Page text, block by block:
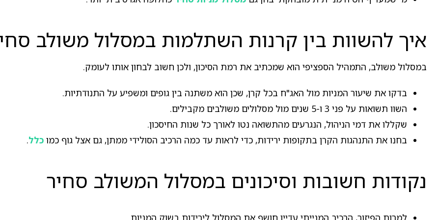
איך להשוות בין קרנות השתלמות במסלול משולב
במסלול משולב, התמהיל הספציפי הוא שמכתיב את רמת הסיכון, ולכן חשוב לבחון אותו לעומק.
בדקו את שיעור המניות מול האג"ח בכל קרן, שכן הוא משתנה בין גופים ומשפיע על התנודתיות.
השוו תשואות על פני 3 ו-5 שנים מול מסלולים משולבים מקבילים.
שקללו את דמי הניהול, הנגרעים מהתשואה נטו לאורך כל שנות החיסכון.
בחנו את התנהגות הקרן בתקופות ירידות, כדי לראות עד כמה הרכיב הסולידי ממתן, גם אצל גוף כמו כלל.
נקודות חשובות וסיכונים במסלול המשולב סחיר
למרות הפיזור, הרכיב המנייתי עדיין חושף את המסלול לירידות בשוק המניות.